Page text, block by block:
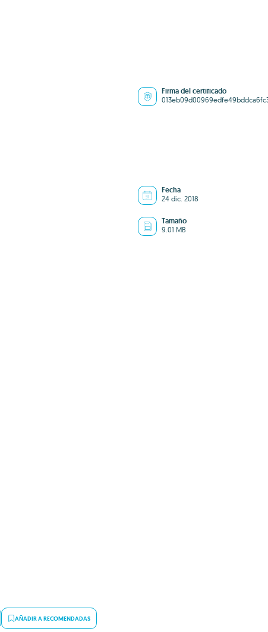
Firma del certificado
Fecha
24 dic. 2018
Tamaño
9.01 MB
AÑADIR A RECOMENDADAS